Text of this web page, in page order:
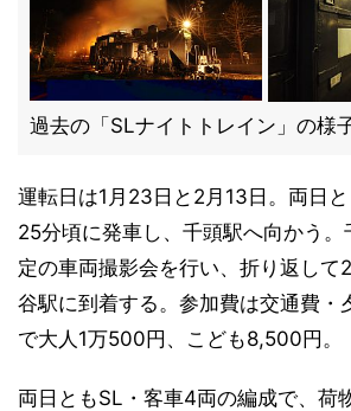
過去の「SLナイトトレイン」の様
運転日は1月23日と2月13日。両日
25分頃に発車し、千頭駅へ向かう。
定の車両撮影会を行い、折り返して
谷駅に到着する。参加費は交通費・
で大人1万500円、こども8,500円。
両日ともSL・客車4両の編成で、荷